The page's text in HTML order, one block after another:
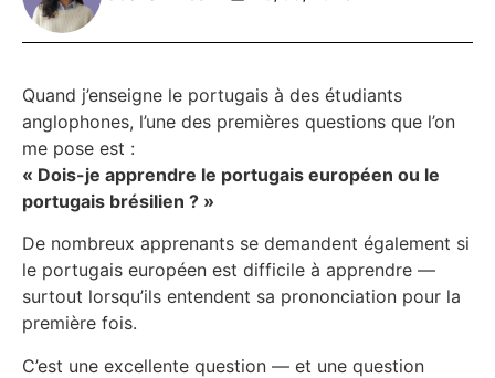
Quand j’enseigne le portugais à des étudiants
anglophones, l’une des premières questions que l’on
me pose est :
« Dois-je apprendre le portugais européen ou le
portugais brésilien ? »
De nombreux apprenants se demandent également si
le portugais européen est difficile à apprendre —
surtout lorsqu’ils entendent sa prononciation pour la
première fois.
C’est une excellente question — et une question